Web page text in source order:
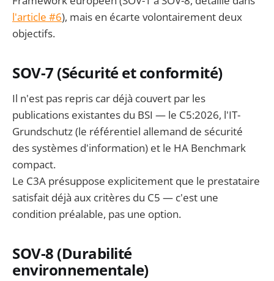
l'article #6), mais en écarte volontairement deux
objectifs.
SOV-7 (Sécurité et conformité)
Il n'est pas repris car déjà couvert par les
publications existantes du BSI — le C5:2026, l'IT-
Grundschutz (le référentiel allemand de sécurité
des systèmes d'information) et le HA Benchmark
compact.
Le C3A présuppose explicitement que le prestataire
satisfait déjà aux critères du C5 — c'est une
condition préalable, pas une option.
SOV-8 (Durabilité
environnementale)